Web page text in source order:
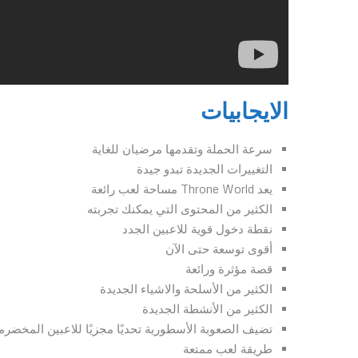
الايجابيات
سرعة الحملة وتقدمها مرضيان للغاية
التغييرات الجديدة تبدو جيدة
يعد Throne World مساحة لعب رائعة
الكثير من المحتوى التي يمكنك تجربته
نقطة دخول قوية للاعبين الجدد
أقوى توسعة حتى الآن
قصة مؤثرة ورائعة
الكثير من الأسلحة والاشياء الجديدة
الكثير من الأنشطة الجديدة
تضيف الصعوبة الأسطورية تحديًا مجزيًا للاعبين
طريقة لعب ممتعة